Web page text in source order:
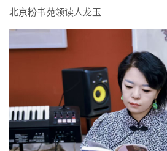
北京粉书苑领读人龙玉